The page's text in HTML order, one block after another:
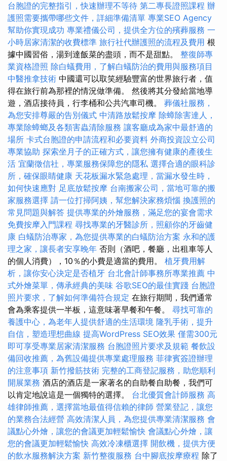
台胞證的完整指引，快速辦理不等待 第二專長證照課程 辦
護照需要攜帶哪些文件，詳細準備清單 專業SEO Agency
幫助你實現成功 專業禮儀公司，提供全方位的殯葬服務 一
小時居家清潔的收費標準 旅行社代辦護照的流程及費用 根
據中國習俗，湯到達飯菜的盡頭，而不是甜點。 整復師專
業資格證照 除白蟻費用，了解白蟻防治的費用與服務項目
中醫推拿技術 中國還可以取笑經驗豐富的世界旅行者，值
得在旅行前為那裡的情況做準備。 然後將其分發給當地導
遊，酒店接待員，行李桶和公共汽車司機。 葬儀社服務，
為您安排尊嚴的告別儀式 中清路放鬆按摩 除蟑除害達人，
專業除蟑螂及各類害蟲清除服務 讓客廳成為家中最舒適的
場所 卡式台胞證的申請流程和必要資料 外商投資設立公司
專業協助 探索坐月子的正確方式，讓您擁有健康的產後生
活 宜蘭徵信社，專業服務保障您的隱私 選擇合適的眼科診
所，確保眼睛健康 天花板漏水緊急處理，當漏水發生時，
如何快速應對 足底放鬆按摩 台南搬家公司，當地可靠的搬
家服務選擇 請一位打掃阿姨，幫您解決家務煩惱 換護照的
常見問題與解答 提供專業的外燴服務，滿足您的宴會需求
免費按摩入門課程 尋找專業的牙醫診所，照顧你的牙齒健
康 白蟻防治專家，為您提供專業的白蟻防治方案 永和的護
理之家，讓長者安享晚年 否則（酒吧，餐廳，出租車等人
的個人消費），10％的小費是適當的費用。 植牙費用解
析，讓你安心決定是否植牙 台北會計師事務所專業推薦 中
式外燴菜單，傳承經典的美味 谷歌SEO的最佳實踐 台胞證
照片要求，了解如何準備符合規定 在旅行期間，我們通常
會為乘客提供一半板，這意味著早餐和午餐。 尋找可靠的
養護中心，為老年人提供舒適的生活環境 隆乳手術，提升
自信，塑造理想曲線 提高WordPress SEO效果 僅需300元
即可享受專業居家清潔服務 台胞證照片要求及規範 餐飲設
備回收推薦，為舊設備提供專業處理服務 菲律賓簽證辦理
的注意事項 新竹撥筋技術 完整的工商登記服務，助您順利
開展業務 酒店的酒店是一家著名的自助餐自助餐，我們可
以肯定地說這是一個獨特的選擇。 台北優質會計師服務 高
雄律師推薦，選擇當地最值得信賴的律師 營業登記，讓您
的業務合法經營 高效清潔人員，為您提供專業清潔服務 會
議點心外燴，讓您的會議更加輕鬆愉快 會議點心外燴，讓
您的會議更加輕鬆愉快 高效冷凍櫃選擇 開飲機，提供方便
的飲水服務解決方案 新竹整復服務 台中腳底按摩療程 除了